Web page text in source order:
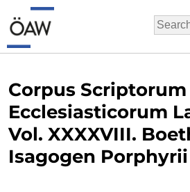
Corpus Scriptorum
Ecclesiasticorum
Vol. XXXXVIII.
Isagogen